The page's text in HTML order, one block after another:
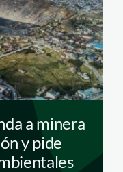
taller de
Foto: